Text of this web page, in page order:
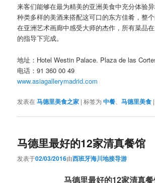
来客们能够在最为精美的亚洲美食中充分体验
种类多样的美酒来搭配这可口的东方佳肴，整
在亚洲艺术画廊中感受大师的杰作，所有菜品
的指导下完成。
地址：Hotel Westin Palace. Plaza de las
电话：91 360 00 49
www.asiagallerymadrid.com
发表在马德里美食之家 |标签为 中餐 、马德里美食 |
马德里最好的12家清真餐馆
发表于02/03/2016由西班牙海川地接导游
马德里最好的12家清真